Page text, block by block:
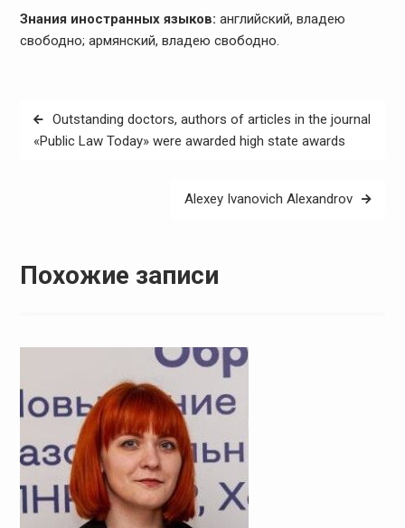
Знания иностранных языков: английский, владею
свободно; армянский, владею свободно.
Навигация
по
Outstanding doctors, authors of articles in the journal
«Public Law Today» were awarded high state awards
Alexey Ivanovich Alexandrov
Похожие записи